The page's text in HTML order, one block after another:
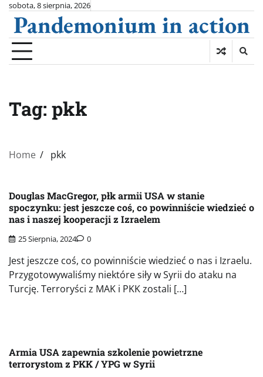
Skip
content
sobota, 8 sierpnia, 2026
Pandemonium in action
Tag: pkk
Home pkk
Douglas MacGregor, płk armii USA w stanie
spoczynku: jest jeszcze coś, co powinniście wiedzieć o
nas i naszej kooperacji z Izraelem
25 Sierpnia, 2024 0
Jest jeszcze coś, co powinniście wiedzieć o nas i Izraelu.
Przygotowywaliśmy niektóre siły w Syrii do ataku na
Turcję. Terroryści z MAK i PKK zostali […]
Armia USA zapewnia szkolenie powietrzne
terrorystom z PKK / YPG w Syrii